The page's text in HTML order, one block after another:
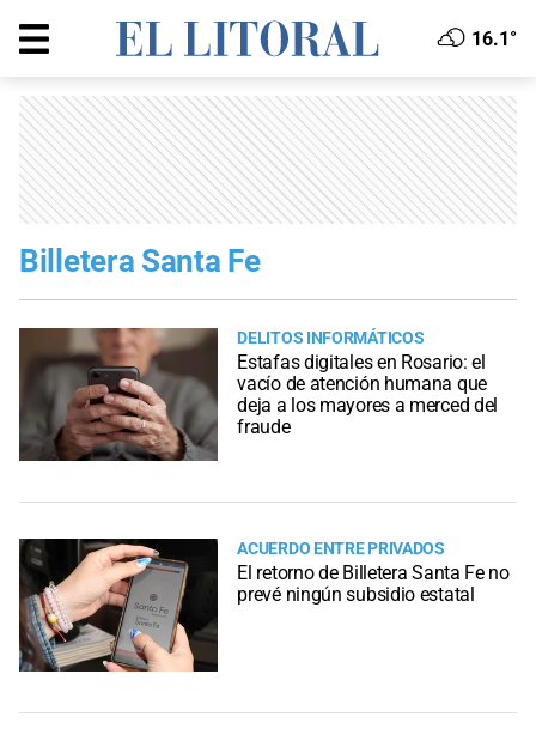
16.1°
Billetera Santa Fe
DELITOS INFORMÁTICOS
Estafas digitales en Rosario: el
vacío de atención humana que
deja a los mayores a merced del
fraude
ACUERDO ENTRE PRIVADOS
El retorno de Billetera Santa Fe no
prevé ningún subsidio estatal